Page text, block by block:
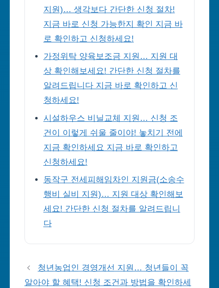
지원)… 생각보다 간단한 신청 절차!
지금 바로 신청 가능한지 확인 지금 바
로 확인하고 신청하세요!
가정위탁 양육보조금 지원… 지원 대
상 확인해보세요! 간단한 신청 절차를
알려드립니다 지금 바로 확인하고 신
청하세요!
시설하우스 비닐교체 지원… 신청 조
건이 이렇게 쉬울 줄이야! 놓치기 전에
지금 확인하세요 지금 바로 확인하고
신청하세요!
동작구 전세피해임차인 지원금(소송수
행비 실비 지원)… 지원 대상 확인해보
세요! 간단한 신청 절차를 알려드립니
다
청년농업인 경영개선 지원… 청년들이 꼭
알아야 할 혜택! 신청 조건과 방법을 확인하세